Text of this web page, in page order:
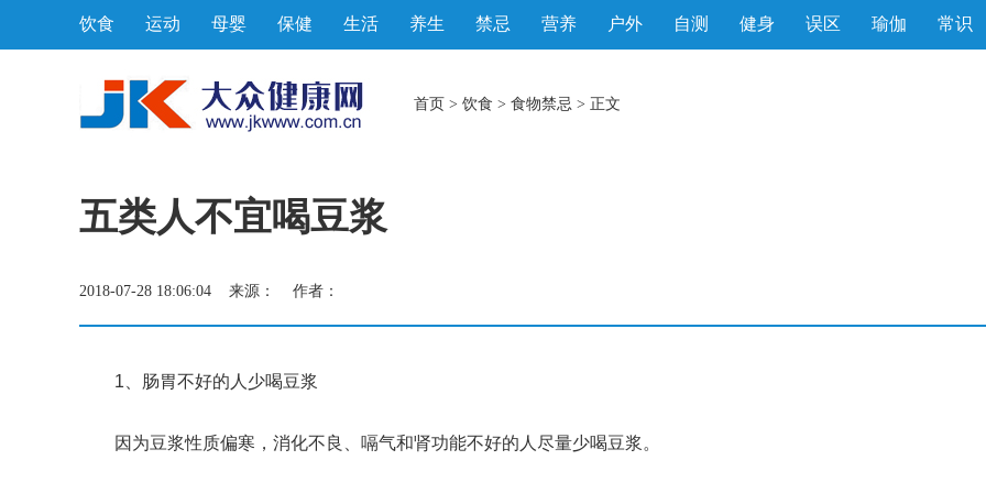
饮食 运动 母婴 保健 生活 养生 禁忌 营养 户外 自测 健身 误区 瑜伽 常识
首页 > 饮食 > 食物禁忌 > 正文
五类人不宜喝豆浆
2018-07-28 18:06:04 来源： 作者：
1、肠胃不好的人少喝豆浆
因为豆浆性质偏寒，消化不良、嗝气和肾功能不好的人尽量少喝豆浆。